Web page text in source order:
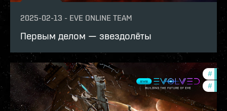
2025-02-13 - EVE ONLINE TEAM
Первым делом — звездолёты
#
#